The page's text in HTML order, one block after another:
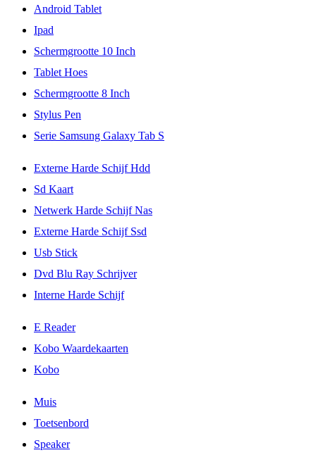
Android Tablet
Ipad
Schermgrootte 10 Inch
Tablet Hoes
Schermgrootte 8 Inch
Stylus Pen
Serie Samsung Galaxy Tab S
Externe Harde Schijf Hdd
Sd Kaart
Netwerk Harde Schijf Nas
Externe Harde Schijf Ssd
Usb Stick
Dvd Blu Ray Schrijver
Interne Harde Schijf
E Reader
Kobo Waardekaarten
Kobo
Muis
Toetsenbord
Speaker